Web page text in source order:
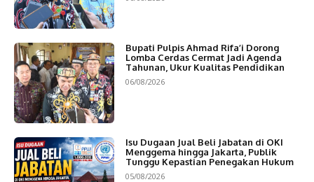
Bupati Pulpis Ahmad Rifa’i Dorong
Lomba Cerdas Cermat Jadi Agenda
Tahunan, Ukur Kualitas Pendidikan
06/08/2026
Isu Dugaan Jual Beli Jabatan di OKI
Menggema hingga Jakarta, Publik
Tunggu Kepastian Penegakan Hukum
05/08/2026